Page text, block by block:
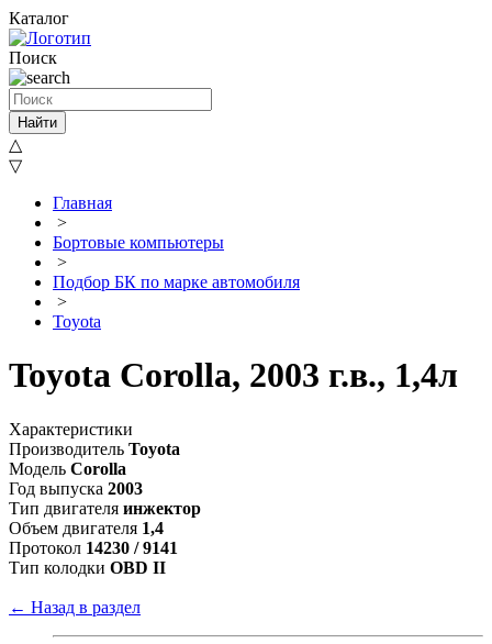
Каталог
Поиск
Найти
△
▽
Главная
>
Бортовые компьютеры
>
Подбор БК по марке автомобиля
>
Toyota
Toyota Corolla, 2003 г.в., 1,4л
Характеристики
Производитель Toyota
Модель Corolla
Год выпуска 2003
Тип двигателя инжектор
Объем двигателя 1,4
Протокол 14230 / 9141
Тип колодки OBD II
← Назад в раздел